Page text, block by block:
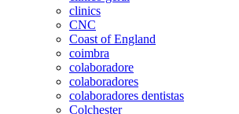
clinics
CNC
Coast of England
coimbra
colaboradore
colaboradores
colaboradores dentistas
Colchester